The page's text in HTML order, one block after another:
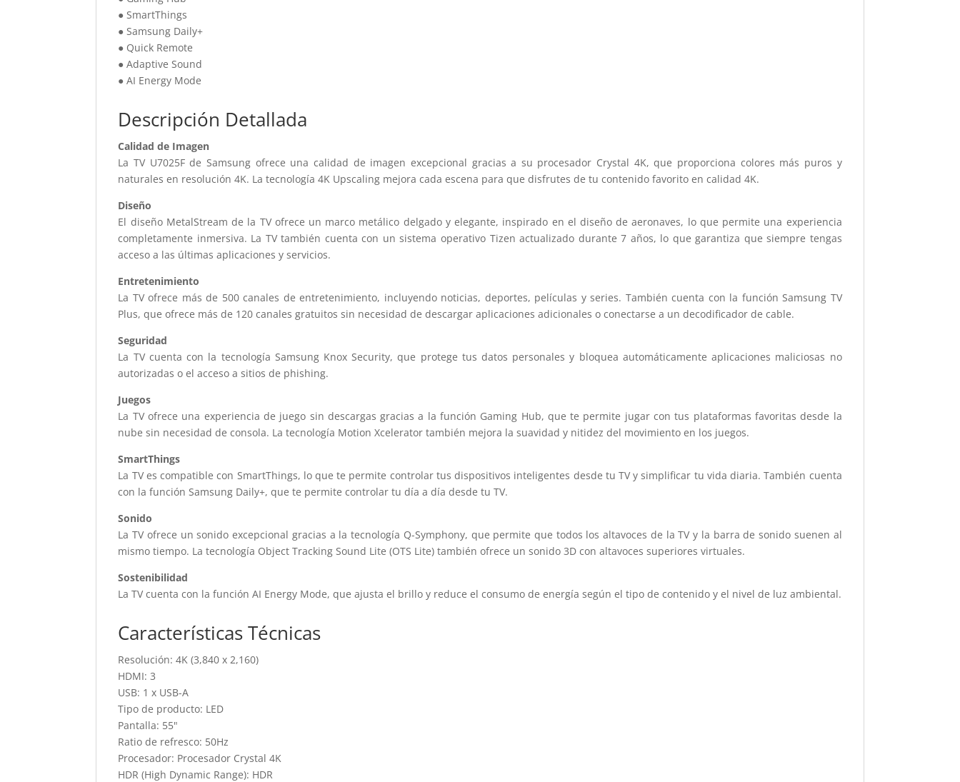
● SmartThings
● Samsung Daily+
● Quick Remote
● Adaptive Sound
● AI Energy Mode
Descripción Detallada
Calidad de Imagen
La TV U7025F de Samsung ofrece una calidad de imagen excepcional gracias a su procesador Crystal 4K, que proporciona colores más puros y
naturales en resolución 4K. La tecnología 4K Upscaling mejora cada escena para que disfrutes de tu contenido favorito en calidad 4K.
Diseño
El diseño MetalStream de la TV ofrece un marco metálico delgado y elegante, inspirado en el diseño de aeronaves, lo que permite una experiencia
completamente inmersiva. La TV también cuenta con un sistema operativo Tizen actualizado durante 7 años, lo que garantiza que siempre tengas
acceso a las últimas aplicaciones y servicios.
Entretenimiento
La TV ofrece más de 500 canales de entretenimiento, incluyendo noticias, deportes, películas y series. También cuenta con la función Samsung TV
Plus, que ofrece más de 120 canales gratuitos sin necesidad de descargar aplicaciones adicionales o conectarse a un decodificador de cable.
Seguridad
La TV cuenta con la tecnología Samsung Knox Security, que protege tus datos personales y bloquea automáticamente aplicaciones maliciosas no
autorizadas o el acceso a sitios de phishing.
Juegos
La TV ofrece una experiencia de juego sin descargas gracias a la función Gaming Hub, que te permite jugar con tus plataformas favoritas desde la
nube sin necesidad de consola. La tecnología Motion Xcelerator también mejora la suavidad y nitidez del movimiento en los juegos.
SmartThings
La TV es compatible con SmartThings, lo que te permite controlar tus dispositivos inteligentes desde tu TV y simplificar tu vida diaria. También cuenta
con la función Samsung Daily+, que te permite controlar tu día a día desde tu TV.
Sonido
La TV ofrece un sonido excepcional gracias a la tecnología Q-Symphony, que permite que todos los altavoces de la TV y la barra de sonido suenen al
mismo tiempo. La tecnología Object Tracking Sound Lite (OTS Lite) también ofrece un sonido 3D con altavoces superiores virtuales.
Sostenibilidad
La TV cuenta con la función AI Energy Mode, que ajusta el brillo y reduce el consumo de energía según el tipo de contenido y el nivel de luz ambiental.
Características Técnicas
Resolución: 4K (3,840 x 2,160)
HDMI: 3
USB: 1 x USB-A
Tipo de producto: LED
Pantalla: 55"
Ratio de refresco: 50Hz
Procesador: Procesador Crystal 4K
HDR (High Dynamic Range): HDR